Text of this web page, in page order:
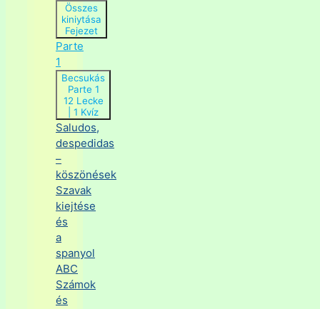
Összes
kiniytása
Fejezet
Parte
1
Becsukás
Parte 1
12 Lecke
1 Kvíz
Saludos,
despedidas
–
köszönések
Szavak
kiejtése
és
a
spanyol
ABC
Számok
és